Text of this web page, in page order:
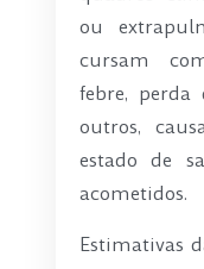
ou
cursam
febre, perda
outros,
estado de
acometidos.
Estimativas